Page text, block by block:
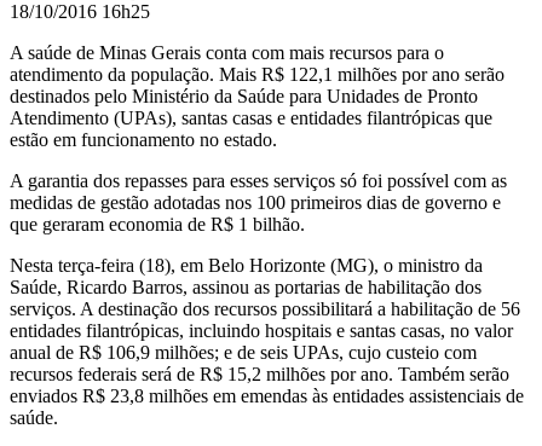
18/10/2016 16h25
A saúde de Minas Gerais conta com mais recursos para o
atendimento da população. Mais R$ 122,1 milhões por ano serão
destinados pelo Ministério da Saúde para Unidades de Pronto
Atendimento (UPAs), santas casas e entidades filantrópicas que
estão em funcionamento no estado.
A garantia dos repasses para esses serviços só foi possível com as
medidas de gestão adotadas nos 100 primeiros dias de governo e
que geraram economia de R$ 1 bilhão.
Nesta terça-feira (18), em Belo Horizonte (MG), o ministro da
Saúde, Ricardo Barros, assinou as portarias de habilitação dos
serviços. A destinação dos recursos possibilitará a habilitação de 56
entidades filantrópicas, incluindo hospitais e santas casas, no valor
anual de R$ 106,9 milhões; e de seis UPAs, cujo custeio com
recursos federais será de R$ 15,2 milhões por ano. Também serão
enviados R$ 23,8 milhões em emendas às entidades assistenciais de
saúde.